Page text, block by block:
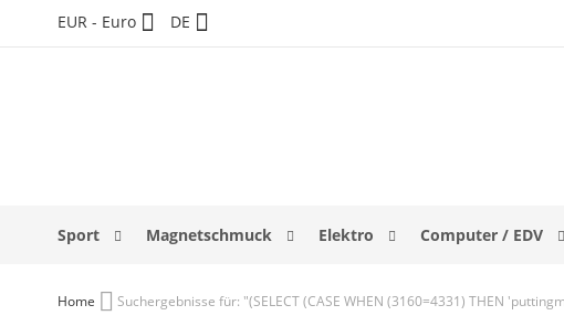
Direkt
Währung
EUR - Euro Sprache
DE
Sport Magnetschmuck Elektro Computer / EDV
Home Suchergebnisse für: "(SELECT (CASE WHEN (3160=4331) THEN